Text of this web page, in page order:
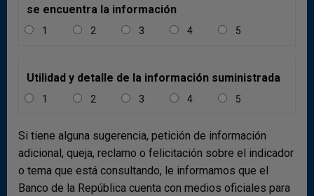
Comparado con el primer trimestre del 2025, la cuenta
financiera del primer trimestre del 2026 presentó
depósitos en el exterior y las mayores amortizaciones
netas por créditos externos, compensados
concepto de inversión extranjera directa e inversiones
de cartera y por las mayores liquidaciones de activos
externos de cartera.
se encuentra la información
1 2 3 4 5
Utilidad y detalle de la información suministrada
1 2 3 4 5
Si tiene alguna sugerencia, petición de información
adicional, queja, reclamo o felicitación sobre el indicador
o tema que está consultando, le informamos que el
Banco de la República cuenta con medios oficiales para